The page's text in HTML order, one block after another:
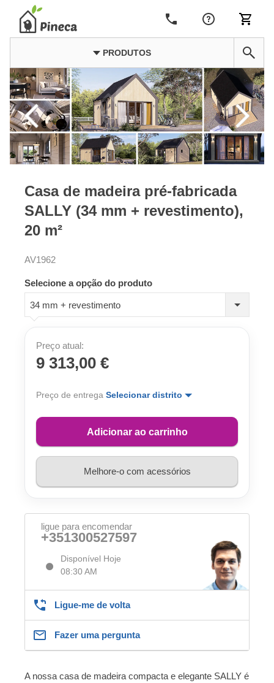
PRODUTOS
Casa de madeira pré-fabricada
SALLY (34 mm + revestimento),
20 m²
AV1962
Selecione a opção do produto
34 mm + revestimento
Preço atual:
9 313,00 €
Preço de entrega Selecionar distrito
Adicionar ao carrinho
Melhore-o com acessórios
ligue para encomendar
+351300527597
Disponível Hoje
08:30 AM
Ligue-me de volta
Fazer uma pergunta
A nossa casa de madeira compacta e elegante SALLY é